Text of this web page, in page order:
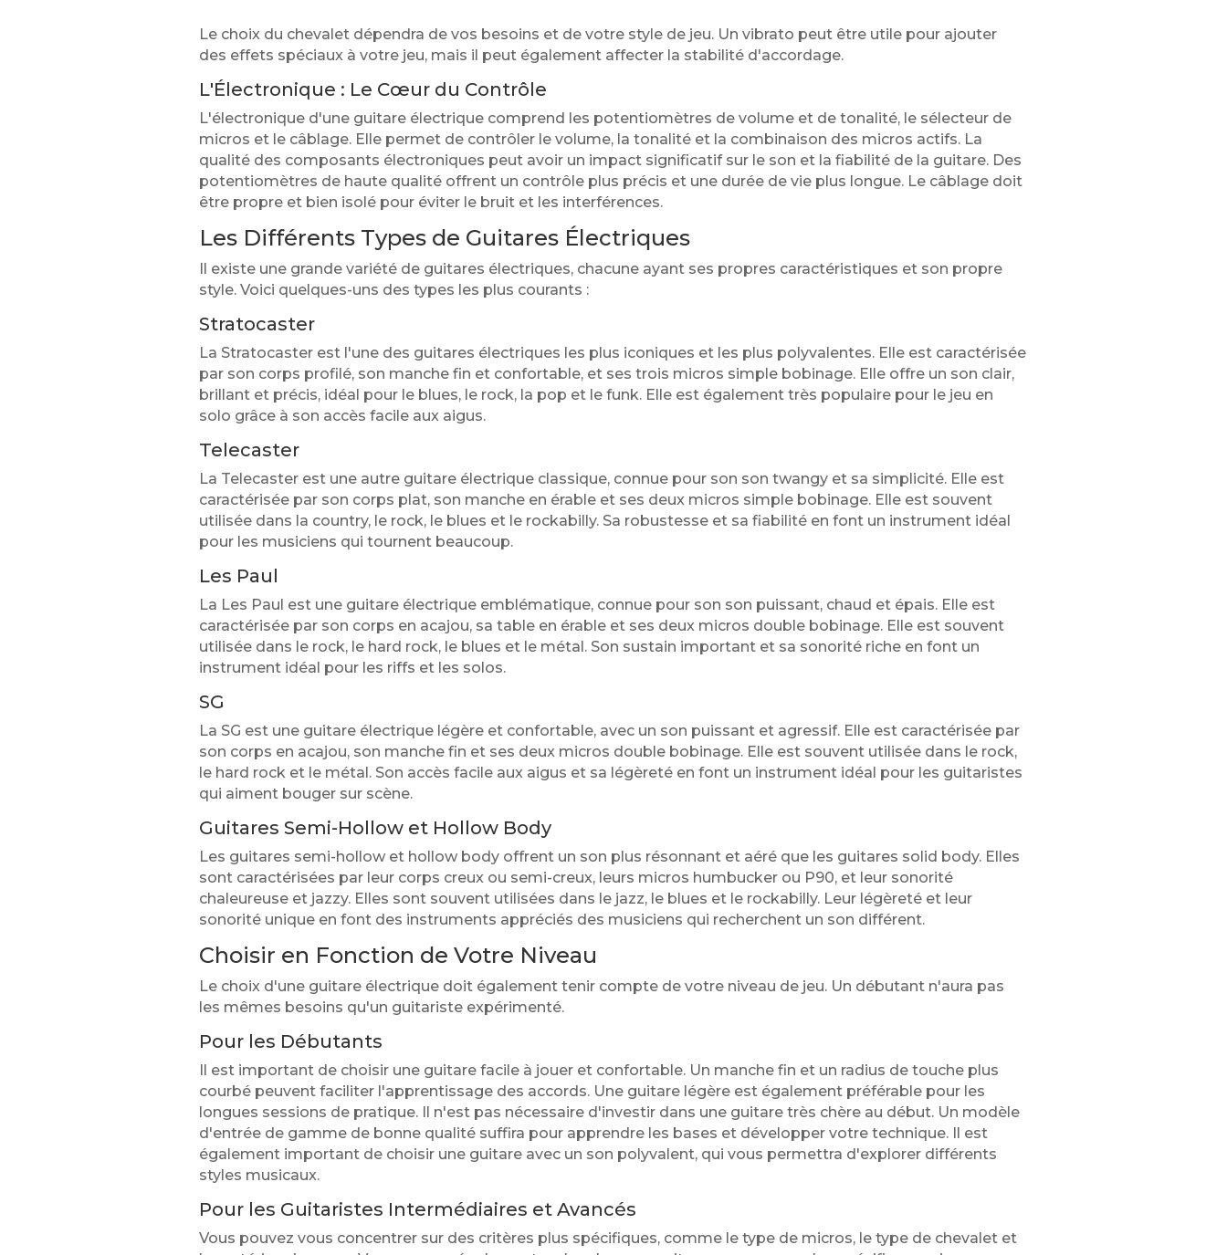
Le choix du chevalet dépendra de vos besoins et de votre style de jeu. Un vibrato peut être utile pour ajouter
des effets spéciaux à votre jeu, mais il peut également affecter la stabilité d'accordage.
L'Électronique : Le Cœur du Contrôle
L'électronique d'une guitare électrique comprend les potentiomètres de volume et de tonalité, le sélecteur de
micros et le câblage. Elle permet de contrôler le volume, la tonalité et la combinaison des micros actifs. La
qualité des composants électroniques peut avoir un impact significatif sur le son et la fiabilité de la guitare. Des
potentiomètres de haute qualité offrent un contrôle plus précis et une durée de vie plus longue. Le câblage doit
être propre et bien isolé pour éviter le bruit et les interférences.
Les Différents Types de Guitares Électriques
Il existe une grande variété de guitares électriques, chacune ayant ses propres caractéristiques et son propre
style. Voici quelques-uns des types les plus courants :
Stratocaster
La Stratocaster est l'une des guitares électriques les plus iconiques et les plus polyvalentes. Elle est caractérisée
par son corps profilé, son manche fin et confortable, et ses trois micros simple bobinage. Elle offre un son clair,
brillant et précis, idéal pour le blues, le rock, la pop et le funk. Elle est également très populaire pour le jeu en
solo grâce à son accès facile aux aigus.
Telecaster
La Telecaster est une autre guitare électrique classique, connue pour son son twangy et sa simplicité. Elle est
caractérisée par son corps plat, son manche en érable et ses deux micros simple bobinage. Elle est souvent
utilisée dans la country, le rock, le blues et le rockabilly. Sa robustesse et sa fiabilité en font un instrument idéal
pour les musiciens qui tournent beaucoup.
Les Paul
La Les Paul est une guitare électrique emblématique, connue pour son son puissant, chaud et épais. Elle est
caractérisée par son corps en acajou, sa table en érable et ses deux micros double bobinage. Elle est souvent
utilisée dans le rock, le hard rock, le blues et le métal. Son sustain important et sa sonorité riche en font un
instrument idéal pour les riffs et les solos.
SG
La SG est une guitare électrique légère et confortable, avec un son puissant et agressif. Elle est caractérisée par
son corps en acajou, son manche fin et ses deux micros double bobinage. Elle est souvent utilisée dans le rock,
le hard rock et le métal. Son accès facile aux aigus et sa légèreté en font un instrument idéal pour les guitaristes
qui aiment bouger sur scène.
Guitares Semi-Hollow et Hollow Body
Les guitares semi-hollow et hollow body offrent un son plus résonnant et aéré que les guitares solid body. Elles
sont caractérisées par leur corps creux ou semi-creux, leurs micros humbucker ou P90, et leur sonorité
chaleureuse et jazzy. Elles sont souvent utilisées dans le jazz, le blues et le rockabilly. Leur légèreté et leur
sonorité unique en font des instruments appréciés des musiciens qui recherchent un son différent.
Choisir en Fonction de Votre Niveau
Le choix d'une guitare électrique doit également tenir compte de votre niveau de jeu. Un débutant n'aura pas
les mêmes besoins qu'un guitariste expérimenté.
Pour les Débutants
Il est important de choisir une guitare facile à jouer et confortable. Un manche fin et un radius de touche plus
courbé peuvent faciliter l'apprentissage des accords. Une guitare légère est également préférable pour les
longues sessions de pratique. Il n'est pas nécessaire d'investir dans une guitare très chère au début. Un modèle
d'entrée de gamme de bonne qualité suffira pour apprendre les bases et développer votre technique. Il est
également important de choisir une guitare avec un son polyvalent, qui vous permettra d'explorer différents
styles musicaux.
Pour les Guitaristes Intermédiaires et Avancés
Vous pouvez vous concentrer sur des critères plus spécifiques, comme le type de micros, le type de chevalet et